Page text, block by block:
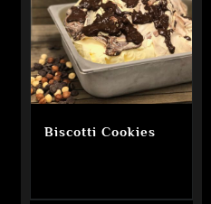
Biscotti Cookies